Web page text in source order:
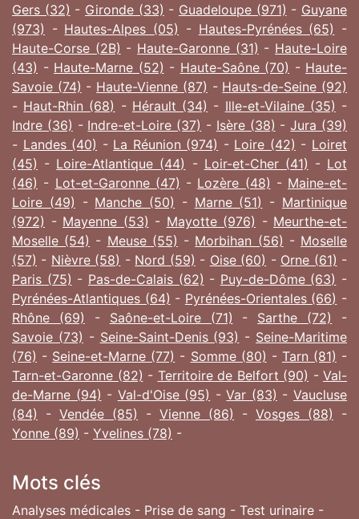
Gers (32) - Gironde (33) - Guadeloupe (971) - Guyane
(973) - Hautes-Alpes (05) - Hautes-Pyrénées (65) -
Haute-Corse (2B) - Haute-Garonne (31) - Haute-Loire
(43) - Haute-Marne (52) - Haute-Saône (70) - Haute-
Savoie (74) - Haute-Vienne (87) - Hauts-de-Seine (92)
- Haut-Rhin (68) - Hérault (34) - Ille-et-Vilaine (35) -
Indre (36) - Indre-et-Loire (37) - Isère (38) -Jura (39)
- Landes (40) - La Réunion (974) - Loire (42) - Loiret
(45) - Loire-Atlantique (44) - Loir-et-Cher (41) - Lot
(46) - Lot-et-Garonne (47) - Lozère (48) - Maine-et-
Loire (49) - Manche (50) - Marne (51) - Martinique
(972) - Mayenne (53) - Mayotte (976) - Meurthe-et-
Moselle (54) - Meuse (55) - Morbihan (56) - Moselle
(57) - Nièvre (58) - Nord (59) - Oise (60) - Orne (61) -
Paris (75) - Pas-de-Calais (62) - Puy-de-Dôme (63) -
Pyrénées-Atlantiques (64) - Pyrénées-Orientales (66) -
Rhône (69) - Saône-et-Loire (71) - Sarthe (72)
-
Savoie (73) - Seine-Saint-Denis (93) - Seine-Maritime
(76) - Seine-et-Marne (77) - Somme (80) - Tarn (81) -
Tarn-et-Garonne (82) - Territoire de Belfort (90) - Val-
de-Marne (94) - Val-d'Oise (95) -Var (83) -Vaucluse
(84) - Vendée (85) - Vienne (86) - Vosges (88) -
Yonne (89) - Yvelines (78) -
Mots clés
Analyses médicales - Prise de sang - Test urinaire -